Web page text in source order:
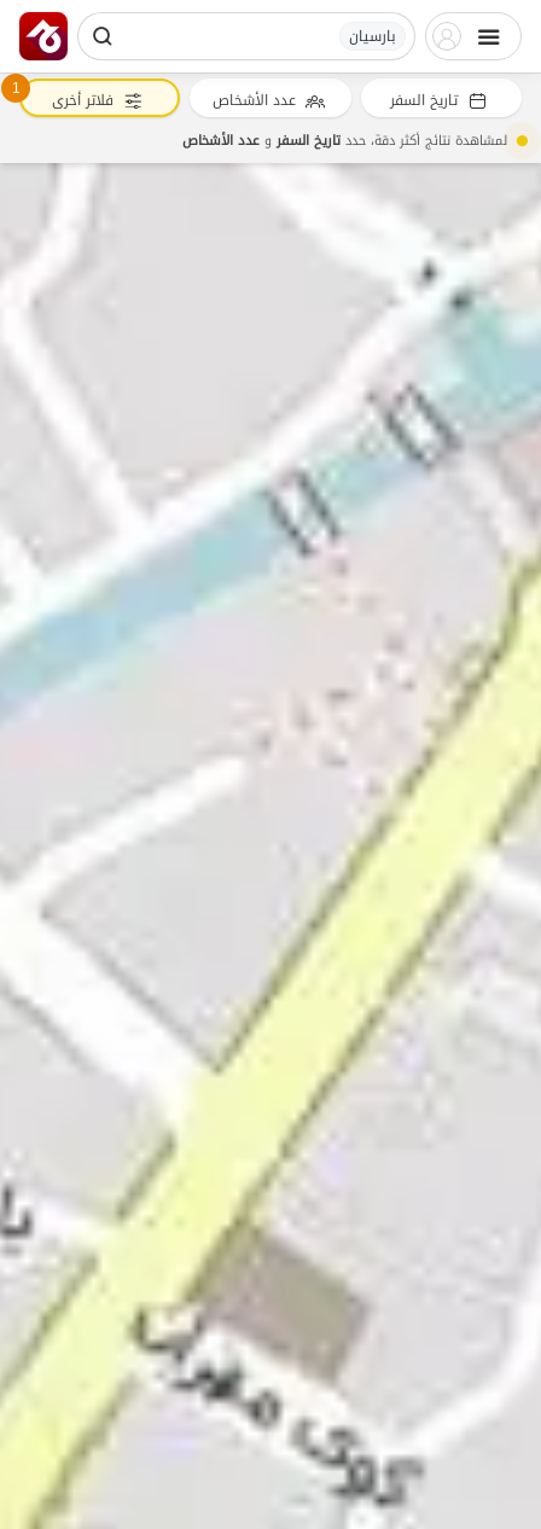
بارسیان
تاريخ السفر عدد الأشخاص 1 فلاتر أخرى
لمشاهدة نتائج أكثر دقة، حددتاريخ السفروعدد الأشخاص